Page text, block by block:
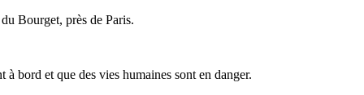
Bourget, près de Paris.
bord et que des vies humaines sont en danger.